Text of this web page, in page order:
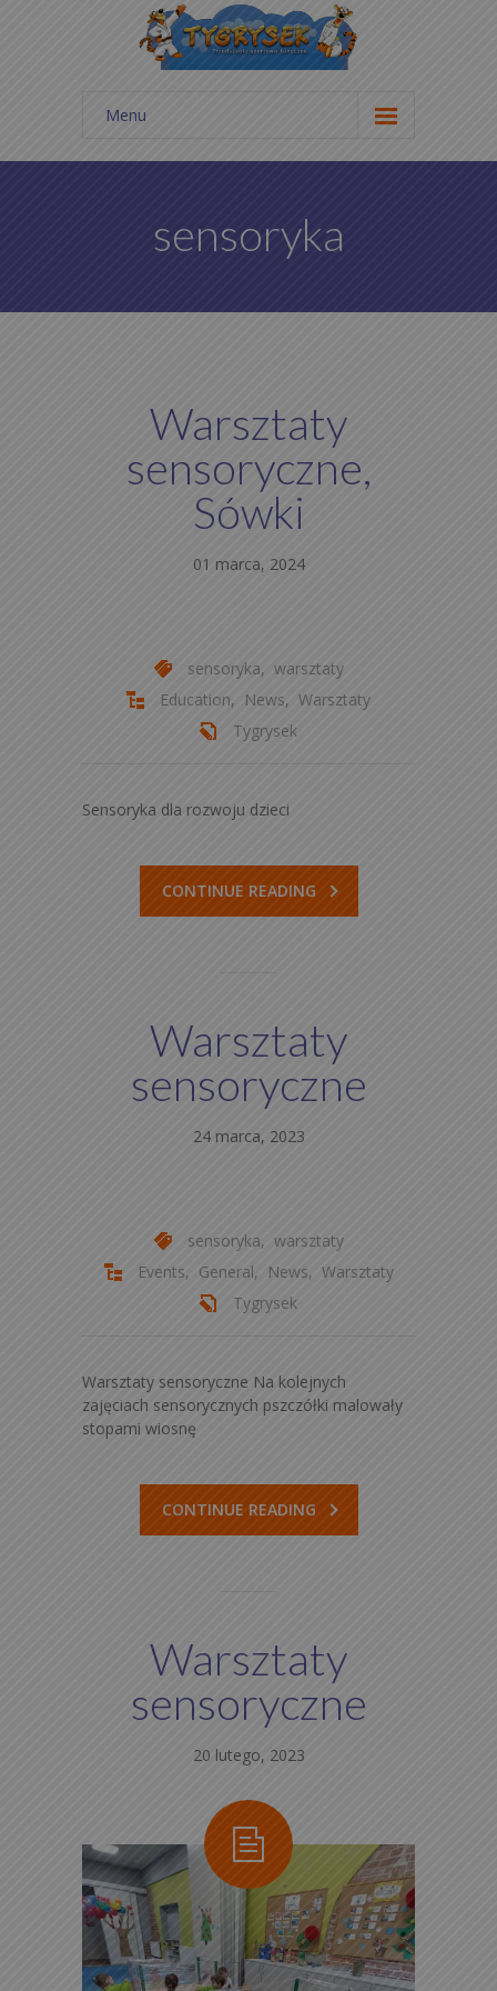
Menu
Start
Galeria zdjęćsensoryka
Warsztaty
sensoryczne,
Sówki
01 marca, 2024
sensoryka, warsztaty
Education, News, Warsztaty
Tygrysek
Sensoryka dla rozwoju dzieci
CONTINUE READING
Warsztaty
sensoryczne
24 marca, 2023
sensoryka, warsztaty
Events, General, News, Warsztaty
Tygrysek
Warsztaty sensoryczne Na kolejnych
zajęciach sensorycznych pszczółki malowały
stopami wiosnę
CONTINUE READING
Warsztaty
sensoryczne
20 lutego, 2023